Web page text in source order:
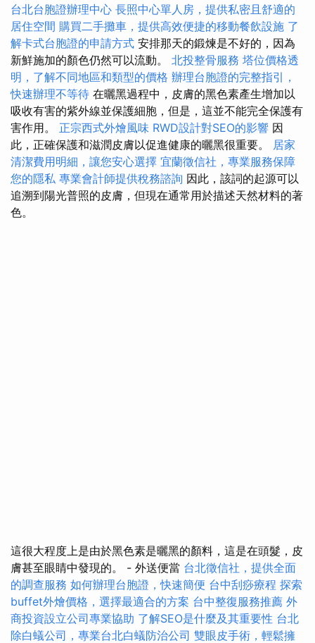
台北台胞證辦理中心 長照中心單人房，提供私密且舒適的
居住空間 購買二手攤車，提供高效便捷的移動餐飲設施 了
解卡式台胞證的申請方式 安排那天的鍛煉是不好的，因為
新鮮施加的顏色仍然可以流動。 北投整骨服務 塔位價格透
明，了解不同地區和類型的價格 辦理台胞證的完整指引，
快速辦理不等待 在曬黑過程中，皮膚的黑色素產生增加以
吸收有害的紫外線並保護細胞，但是，這並不能完全保護有
害作用。 正宗西式外燴風味 RWD設計對SEO的影響 因
此，正確保護和滋潤皮膚以促​​進健康的曬黑很重要。 居家
清潔費用明細，讓您安心選擇 宜蘭徵信社，專業服務保障
您的隱私 專業會計師提供稅務諮詢 因此，該詞的起源可以
追溯到陽光普照的皮膚，但現在通常用於描述天然材料的著
色。
這很大程度上是由於黑色素是曬黑的顏料，這是在頭髮，皮
膚甚至眼睛中發現的。 - 外送便當 台北徵信社，提供全面
的調查服務 如何辦理台胞證，快速簡便 台中刮痧療程 探索
buffet外燴價格，選擇最適合的方案 台中整復服務推薦 外
商投資設立公司專業協助 了解SEO是什麼及其重要性 台北
除白蟻公司，專業台北白蟻防治公司 雙眼皮手術，輕鬆擁